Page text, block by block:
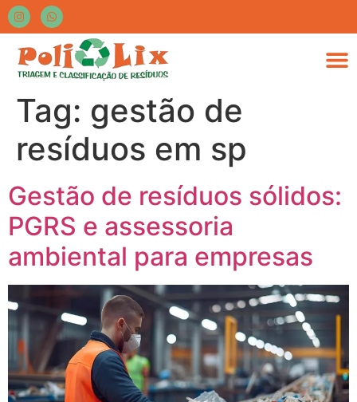
Tag: gestão de
resíduos em sp
Gestão de resíduos sólidos:
PGRS e assessoria
ambiental para empresas